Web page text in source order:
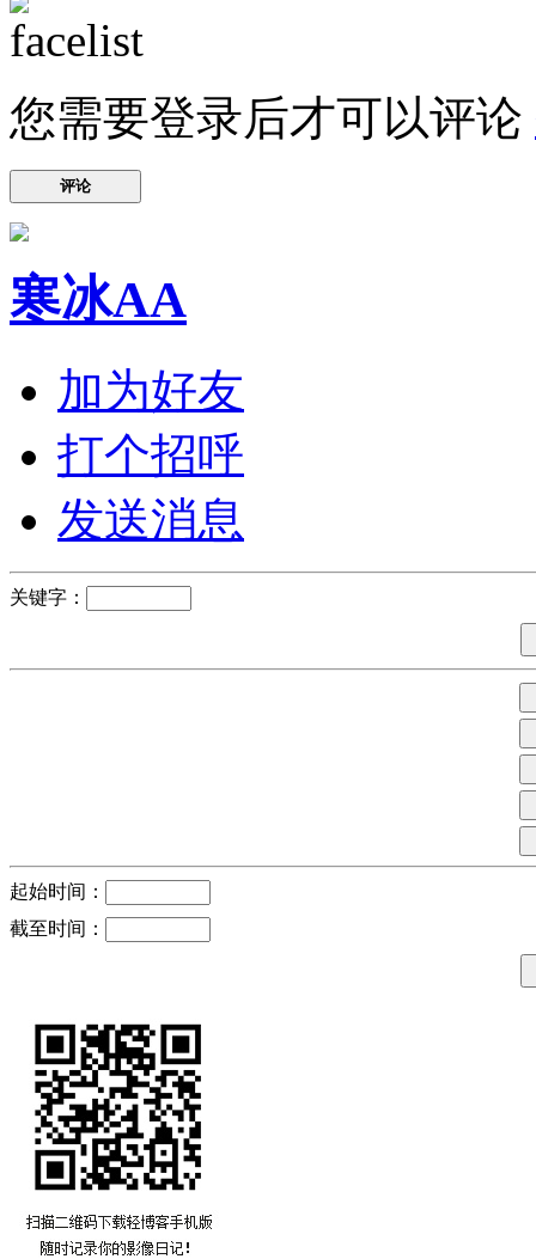
您需要登录后才可以评论
评论
寒冰AA
加为好友
打个招呼
发送消息
关键字：
起始时间：
截至时间：